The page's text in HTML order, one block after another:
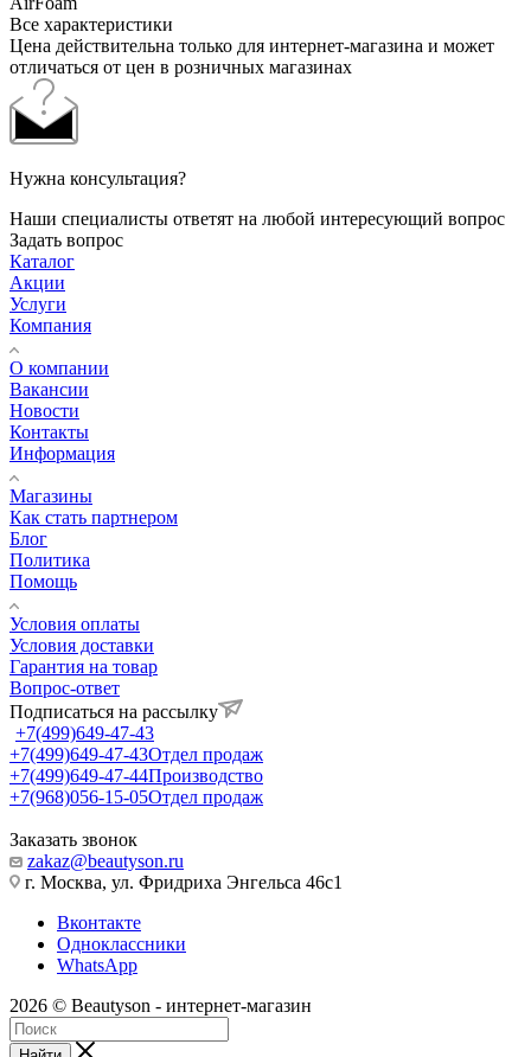
Все характеристики
Цена действительна только для интернет-магазина и может
отличаться от цен в розничных магазинах
Нужна консультация?
Наши специалисты ответят на любой интересующий вопрос
Задать вопрос
Каталог
Акции
Услуги
Компания
О компании
Вакансии
Новости
Контакты
Информация
Магазины
Как стать партнером
Блог
Политика
Помощь
Условия оплаты
Условия доставки
Гарантия на товар
Вопрос-ответ
Подписаться на рассылку
+7(499)649-47-43
+7(499)649-47-43Отдел продаж
+7(499)649-47-44Производство
+7(968)056-15-05Отдел продаж
Заказать звонок
zakaz@beautyson.ru
г. Москва, ул. Фридриха Энгельса 46с1
Вконтакте
Одноклассники
WhatsApp
2026 © Beautyson - интернет-магазин